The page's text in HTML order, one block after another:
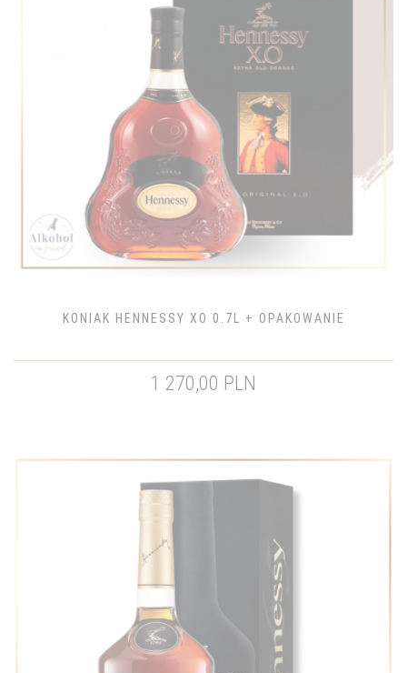
KONIAK HENNESSY XO 0.7L + OPAKOWANIE
1 270,00 PLN